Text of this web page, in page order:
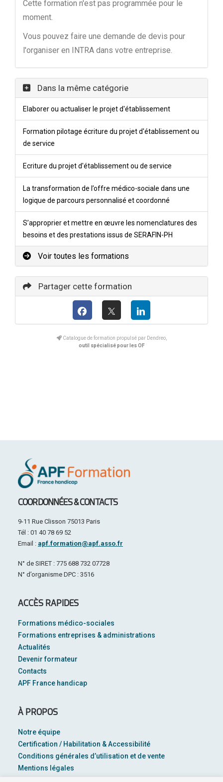
Cette formation n'est pas programmée pour le
moment.
Vous pouvez faire une demande de devis pour
l'organiser en INTRA dans votre entreprise.
Dans la même catégorie
Elaborer ou actualiser le projet d'établissement
Formation pilotage écriture du projet d'établissement ou
de service
Ecriture du projet d'établissement ou de service
La transformation de l’offre médico-sociale dans une
logique de parcours personnalisé et coordonné
S’approprier et mettre en œuvre les nomenclatures des
besoins et des prestations issus de SERAFIN-PH
Voir toutes les formations
Partager cette formation
Catalogue de formation propulsé par Dendreo,
outil spécialisé pour les OF
COORDONNÉES & CONTACTS
9-11 Rue Clisson 75013 Paris
Tél : 01 40 78 69 52
Email : apf.formation@apf.asso.fr
N° de SIRET : 775 688 732 07728
N° d’organisme DPC : 3516
ACCÈS RAPIDES
Formations médico-sociales
Formations entreprises & administrations
Actualités
Devenir formateur
Contacts
APF France handicap
À PROPOS
Notre équipe
Certification / Habilitation & Accessibilité
Conditions générales d’utilisation et de vente
Mentions légales